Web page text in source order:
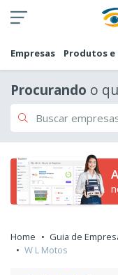
Empresas Produtos e
Procurando o
Home Guia de
W L Motos